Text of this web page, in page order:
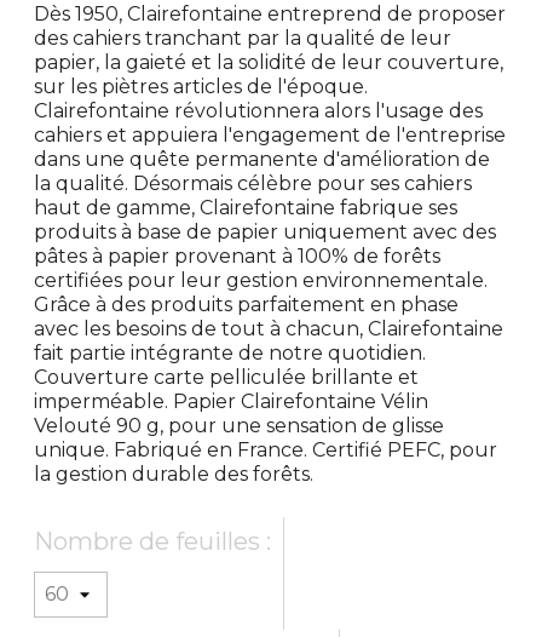
Dès 1950, Clairefontaine entreprend de proposer
des cahiers tranchant par la qualité de leur
papier, la gaieté et la solidité de leur couverture,
sur les piètres articles de l'époque.
Clairefontaine révolutionnera alors l'usage des
cahiers et appuiera l'engagement de l'entreprise
dans une quête permanente d'amélioration de
la qualité. Désormais célèbre pour ses cahiers
haut de gamme, Clairefontaine fabrique ses
produits à base de papier uniquement avec des
pâtes à papier provenant à 100% de forêts
certifiées pour leur gestion environnementale.
Grâce à des produits parfaitement en phase
avec les besoins de tout à chacun, Clairefontaine
fait partie intégrante de notre quotidien.
Couverture carte pelliculée brillante et
imperméable. Papier Clairefontaine Vélin
Velouté 90 g, pour une sensation de glisse
unique. Fabriqué en France. Certifié PEFC, pour
la gestion durable des forêts.
Nombre de feuilles :